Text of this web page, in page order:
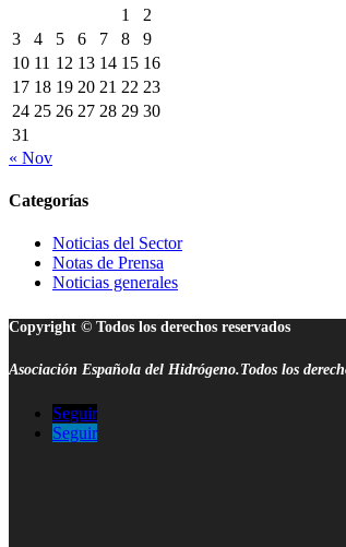
1
2
3
4 5 6 7 8
9
10 11 12 13 14 15 16
17 18 19 20 21 22 23
24 25 26 27 28 29 30
31
« Nov
Categorías
Noticias del Sector
Notas de Prensa
Noticias generales
Copyright © Todos los derechos reservados
Asociación Española del Hidrógeno.Todos los
Seguir
Seguir